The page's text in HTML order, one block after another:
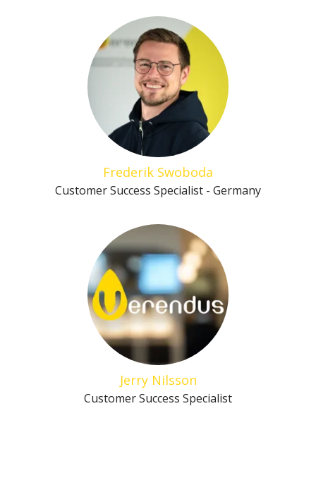
Frederik Swoboda
Customer Success Specialist - Germany
Jerry Nilsson
Customer Success Specialist